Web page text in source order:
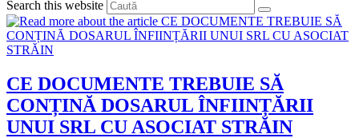
Search this website
CE DOCUMENTE TREBUIE SĂ
CONȚINĂ DOSARUL ÎNFIINȚĂRII
UNUI SRL CU ASOCIAT STRĂIN